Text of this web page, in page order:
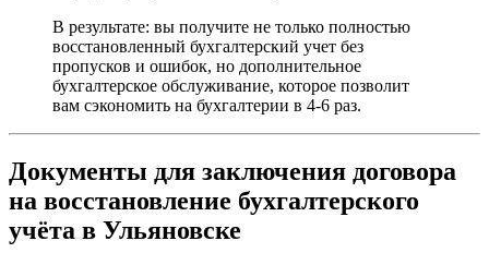
В результате: вы получите не только полностью
восстановленный бухгалтерский учет без
пропусков и ошибок, но дополнительное
бухгалтерское обслуживание, которое позволит
вам сэкономить на бухгалтерии в 4-6 раз.
Документы для заключения договора
на восстановление бухгалтерского
учёта в Ульяновске